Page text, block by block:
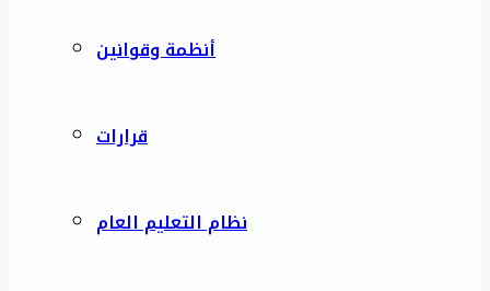
أنظمة وقوانين
قرارات
نظام التعليم العام